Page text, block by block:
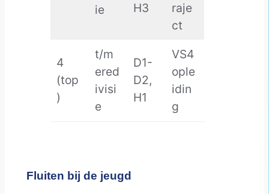
ie
H3
raje
ct
4
(top
)
t/m
ered
ivisi
e
D1-
D2,
H1
VS4
ople
idin
g
Fluiten bij de jeugd